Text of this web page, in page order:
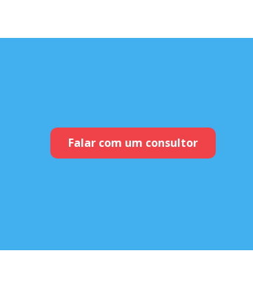
Falar com um consultor